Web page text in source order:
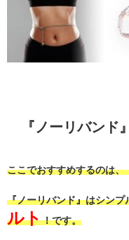
『ノーリバンド
ここでおすすめするのは、
『ノーリバンド』はシンプ
ルト！です。